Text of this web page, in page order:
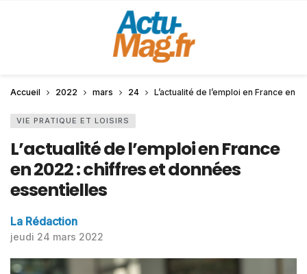
Accueil 2022 mars 24 L’actualité de l’emploi en France
VIE PRATIQUE ET LOISIRS
L’actualité de l’emploi en France
en 2022 : chiffres et données
essentielles
La Rédaction
jeudi 24 mars 2022